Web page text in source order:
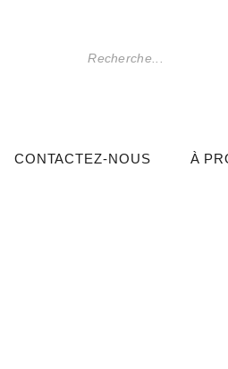
CONTACTEZ-NOUS À